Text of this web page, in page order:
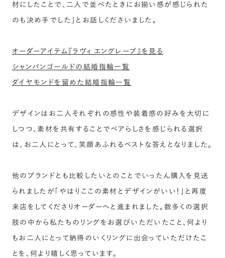
材にしたことで、二人で並べたときにお揃い感が感じられた
のも決め手でした」とお話しくださいました。
オーダーアイテム『ラヴィ エングレーブ』を見る
シャンパンゴールドの結婚指輪一覧
ダイヤモンドを留めた結婚指輪一覧
デザインはお二人それぞれの感性や装着感の好みを大切に
しつつ、素材を共有することでペアらしさを感じられる選択
は、お二人にとって、笑顔あふれるベストな答えとなりました。
他のブランドとも比較したいとのことでいったん購入を見送
られましたが「やはりここの素材とデザインがいい！」と再度
来店をしてくださりオーダーへと進まれました。数多くの選択
肢の中から私たちのリングをお選びいただいたこと、何より
もお二人にとって納得のいくリングに出会っていただけたこ
とを、何より嬉しく思っています。